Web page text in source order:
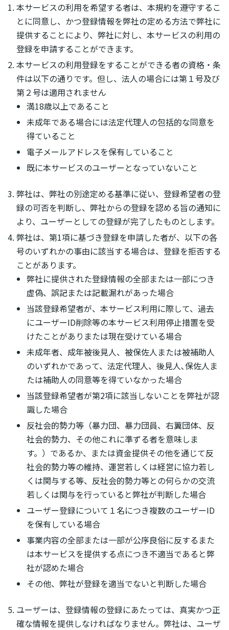
本サービスの利用を希望する者は、本規約を遵守するこ
とに同意し、かつ登録情報を弊社の定める方法で弊社に
提供することにより、弊社に対し、本サービスの利用の
登録を申請することができます。
本サービスの利用登録をすることができる者の資格・条
件は以下の通りです。但し、法人の場合には第１号及び
第２号は適用されません
満18歳以上であること
未成年である場合には法定代理人の包括的な同意を
得ていること
電子メールアドレスを保有していること
既に本サービスのユーザーとなっていないこと
弊社は、弊社の別途定める基準に従い、登録希望者の登
録の可否を判断し、弊社からの登録を認める旨の通知に
より、ユーザーとしての登録が完了したものとします。
弊社は、第1項に基づき登録を申請した者が、以下の各
号のいずれかの事由に該当する場合は、登録を拒否する
ことがあります。
弊社に提供された登録情報の全部または一部につき
虚偽、誤記または記載漏れがあった場合
当該登録希望者が、本サービス利用に際して、過去
にユーザーID削除等の本サービス利用停止措置を受
けたことがありまたは現在受けている場合
未成年者、成年被後見人、被保佐人または被補助人
のいずれかであって、法定代理人、後見人､保佐人ま
たは補助人の同意等を得ていなかった場合
当該登録希望者が第2項に該当しないことを弊社が認
識した場合
反社会的勢力等（暴力団、暴力団員、右翼団体、反
社会的勢力、その他これに準ずる者を意味しま
す。）であるか、または資金提供その他を通じて反
社会的勢力等の維持、運営若しくは経営に協力若し
くは関与する等、反社会的勢力等との何らかの交流
若しくは関与を行っていると弊社が判断した場合
ユーザー登録について１名につき複数のユーザーID
を保有している場合
事業内容の全部または一部が公序良俗に反するまた
は本サービスを提供する点につき不適当であると弊
社が認めた場合
その他、弊社が登録を適当でないと判断した場合
ユーザーは、登録情報の登録にあたっては、真実かつ正
確な情報を提供しなければなりません。弊社は、ユーザ